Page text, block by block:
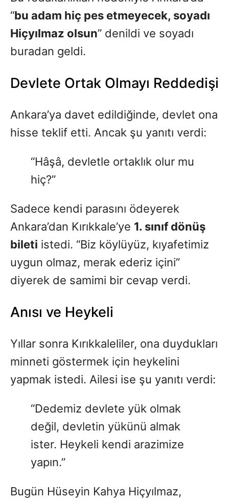
“bu adam hiç pes etmeyecek, soyadı
Hiçyılmaz olsun” denildi ve soyadı
buradan geldi.
Devlete Ortak Olmayı Reddedişi
Ankara’ya davet edildiğinde, devlet ona
hisse teklif etti. Ancak şu yanıtı verdi:
“Hâşâ, devletle ortaklık olur mu
hiç?”
Sadece kendi parasını ödeyerek
Ankara’dan Kırıkkale’ye 1. sınıf dönüş
bileti istedi. “Biz köylüyüz, kıyafetimiz
uygun olmaz, merak ederiz içini”
diyerek de samimi bir cevap verdi.
Anısı ve Heykeli
Yıllar sonra Kırıkkaleliler, ona duydukları
minneti göstermek için heykelini
yapmak istedi. Ailesi ise şu yanıtı verdi:
“Dedemiz devlete yük olmak
değil, devletin yükünü almak
ister. Heykeli kendi arazimize
yapın.”
Bugün Hüseyin Kahya Hiçyılmaz,